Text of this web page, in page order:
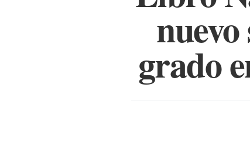
grado